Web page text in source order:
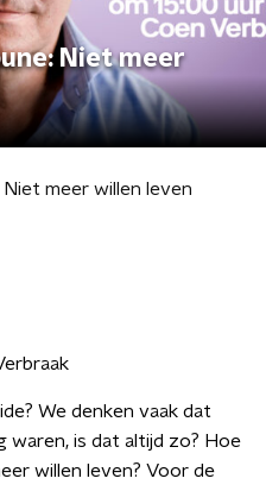
Niet meer
Niet meer willen leven
We denken vaak dat
waren, is dat altijd zo? Hoe
willen leven? Voor de